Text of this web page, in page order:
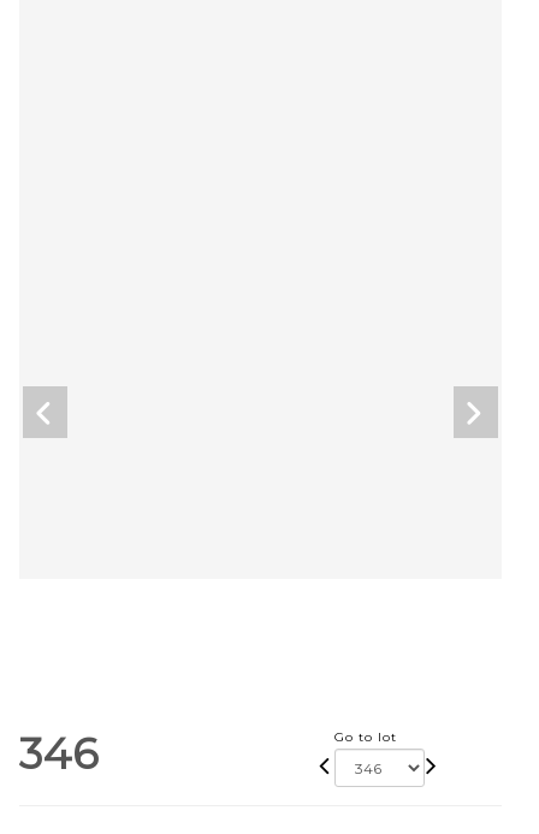
346 Go to lot